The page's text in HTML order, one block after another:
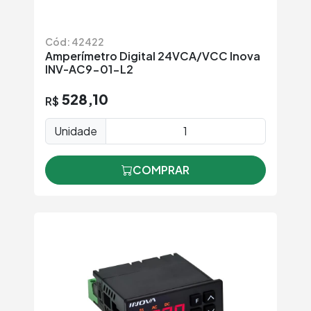
Cód: 42422
Amperímetro Digital 24VCA/VCC Inova
INV-AC9-01-L2
R$ 528,10
Unidade
COMPRAR